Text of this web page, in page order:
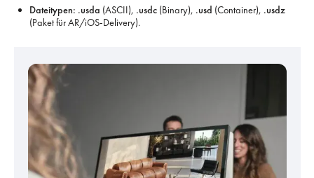
Dateitypen: .usda (ASCII), .usdc(Binary), .usd (Container), .usdz
(Paket für AR/iOS-Delivery).